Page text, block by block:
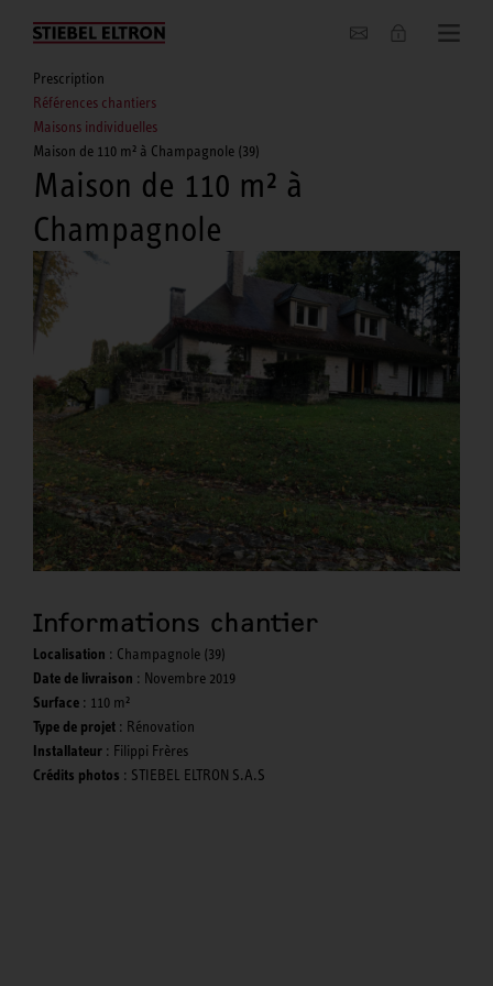
Entreprise
Prescription
Références chantiers
Maisons individuelles
Maison de 110 m² à Champagnole (39)
Maison de 110 m² à
Champagnole
Informations chantier
Localisation : Champagnole (39)
Date de livraison : Novembre 2019
Surface : 110 m²
Type de projet : Rénovation
Installateur : Filippi Frères
Crédits photos : STIEBEL ELTRON S.A.S